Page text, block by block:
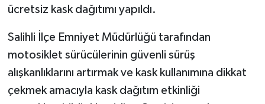
ücretsiz kask dağıtımı yapıldı.
Salihli İlçe Emniyet Müdürlüğü tarafından
motosiklet sürücülerinin güvenli sürüş
alışkanlıklarını artırmak ve kask kullanımına dikkat
çekmek amacıyla kask dağıtım etkinliği